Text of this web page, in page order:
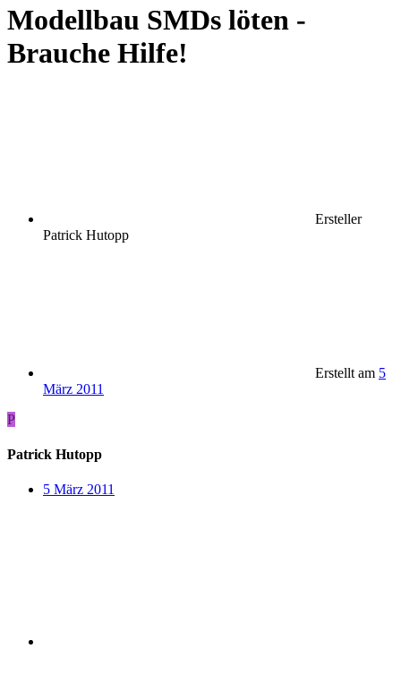
Modellbau SMDs löten -
Brauche Hilfe!
Ersteller
Patrick Hutopp
Erstellt am 5
März 2011
P
Patrick Hutopp
5 März 2011